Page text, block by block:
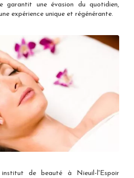
garantit une évasion du quotidien,
expérience unique et régénérante.
institut de beauté à Nieuil-l'Espoir